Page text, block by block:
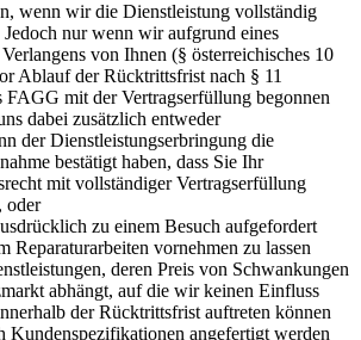
wenn wir die Dienstleistung vollständig
Jedoch nur wenn wir aufgrund eines
von Ihnen (§ österreichisches 10
Ablauf der Rücktrittsfrist nach § 11
FAGG mit der Vertragserfüllung begonnen
dabei zusätzlich entweder
der Dienstleistungserbringung die
bestätigt haben, dass Sie Ihr
mit vollständiger Vertragserfüllung
oder
zu einem Besuch aufgefordert
Reparaturarbeiten vornehmen zu lassen
deren Preis von Schwankungen
abhängt, auf die wir keinen Einfluss
der Rücktrittsfrist auftreten können
Kundenspezifikationen angefertigt werden